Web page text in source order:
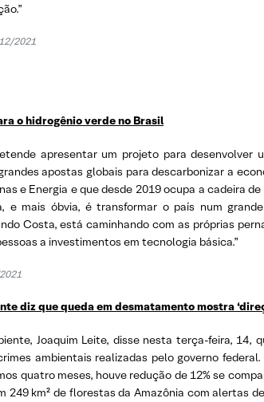
2021
o hidrogênio verde no Brasil
apresentar um projeto para
apostas globais para descarbonizar a
e Energia e que desde 2019 ocupa a cadeira
e mais óbvia, é transformar o país num
Costa, está caminhando com as próprias
a investimentos em tecnologia básica.”
diz que queda em desmatamento mostra
Joaquim Leite, disse nesta terça-feira,
ambientais realizadas pelo governo
quatro meses, houve redução de 12% se
249 km² de florestas da Amazônia com alertas